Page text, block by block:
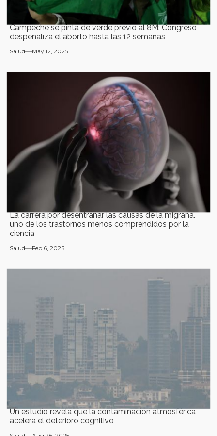
Campeche se pinta de verde previo al 8M: Congreso
despenaliza el aborto hasta las 12 semanas
Salud May 12, 2025
La carrera por desentrañar las causas de la migraña,
uno de los trastornos menos comprendidos por la
ciencia
Salud Feb 6, 2026
Un estudio revela que la contaminación atmosférica
acelera el deterioro cognitivo